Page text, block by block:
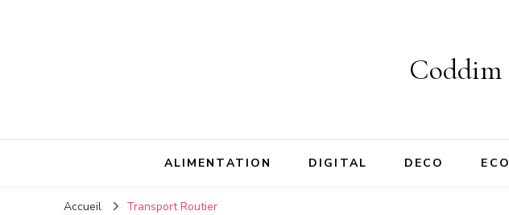
Coddim
ALIMENTATION DIGITAL DECO ECO
Accueil Transport Routier